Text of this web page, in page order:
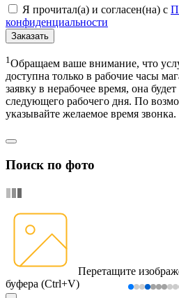
Я прочитал(а) и согласен(на) с
конфиденциальности
Заказать
1 Обращаем ваше внимание, что
доступна только в рабочие часы
заявку в нерабочее время, она
следующего рабочего дня. По
указывайте желаемое время звонка.
Поиск по фото
Перетащите
буфера (Ctrl+V)